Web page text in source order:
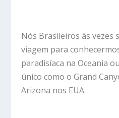
Nós Brasileiros às vezes
viagem para
paradisíaca na Oceania
único como o Grand
Arizona nos EUA.